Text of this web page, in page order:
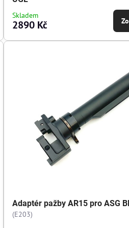
Skladem
2890 Kč
Adaptér pažby AR15 pro ASG
(E203)